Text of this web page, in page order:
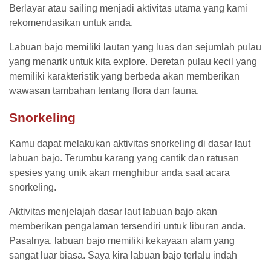
Berlayar atau sailing menjadi aktivitas utama yang kami
rekomendasikan untuk anda.
Labuan bajo memiliki lautan yang luas dan sejumlah pulau
yang menarik untuk kita explore. Deretan pulau kecil yang
memiliki karakteristik yang berbeda akan memberikan
wawasan tambahan tentang flora dan fauna.
Snorkeling
Kamu dapat melakukan aktivitas snorkeling di dasar laut
labuan bajo. Terumbu karang yang cantik dan ratusan
spesies yang unik akan menghibur anda saat acara
snorkeling.
Aktivitas menjelajah dasar laut labuan bajo akan
memberikan pengalaman tersendiri untuk liburan anda.
Pasalnya, labuan bajo memiliki kekayaan alam yang
sangat luar biasa. Saya kira labuan bajo terlalu indah